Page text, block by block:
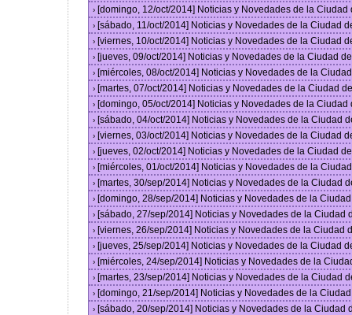
› [domingo, 12/oct/2014] Noticias y Novedades de la
› [sábado, 11/oct/2014] Noticias y Novedades de la Ciudad
› [viernes, 10/oct/2014] Noticias y Novedades de la Ciudad
› [jueves, 09/oct/2014] Noticias y Novedades de la Ciudad
› [miércoles, 08/oct/2014] Noticias y Novedades de la
› [martes, 07/oct/2014] Noticias y Novedades de la Ciudad
› [domingo, 05/oct/2014] Noticias y Novedades de la
› [sábado, 04/oct/2014] Noticias y Novedades de la Ciudad
› [viernes, 03/oct/2014] Noticias y Novedades de la Ciudad
› [jueves, 02/oct/2014] Noticias y Novedades de la Ciudad
› [miércoles, 01/oct/2014] Noticias y Novedades de la
› [martes, 30/sep/2014] Noticias y Novedades de la Ciudad
› [domingo, 28/sep/2014] Noticias y Novedades de la
› [sábado, 27/sep/2014] Noticias y Novedades de la Ciudad
› [viernes, 26/sep/2014] Noticias y Novedades de la Ciudad
› [jueves, 25/sep/2014] Noticias y Novedades de la Ciudad
› [miércoles, 24/sep/2014] Noticias y Novedades de la
› [martes, 23/sep/2014] Noticias y Novedades de la Ciudad
› [domingo, 21/sep/2014] Noticias y Novedades de la
› [sábado, 20/sep/2014] Noticias y Novedades de la Ciudad